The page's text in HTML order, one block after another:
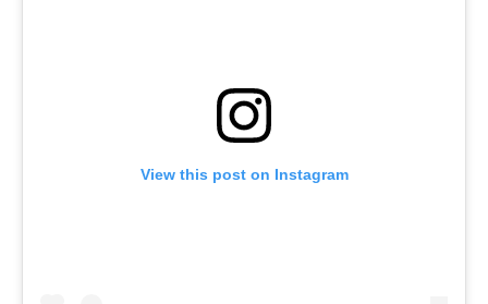
View this post on Instagram